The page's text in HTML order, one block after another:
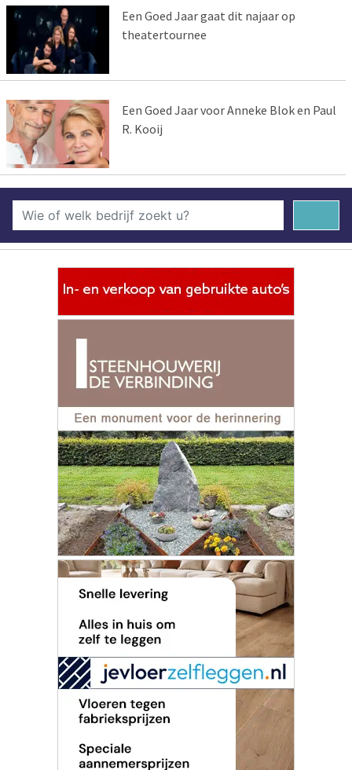
Een Goed Jaar gaat dit najaar op
theatertournee
Een Goed Jaar voor Anneke Blok en Paul
R. Kooij